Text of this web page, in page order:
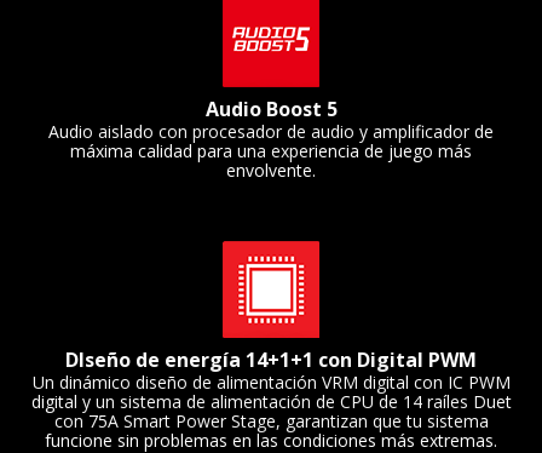
Audio Boost 5
Audio aislado con procesador de audio y amplificador de
máxima calidad para una experiencia de juego más
envolvente.
DIseño de energía 14+1+1 con Digital PWM
Un dinámico diseño de alimentación VRM digital con IC PWM
digital y un sistema de alimentación de CPU de 14 raíles Duet
con 75A Smart Power Stage, garantizan que tu sistema
funcione sin problemas en las condiciones más extremas.